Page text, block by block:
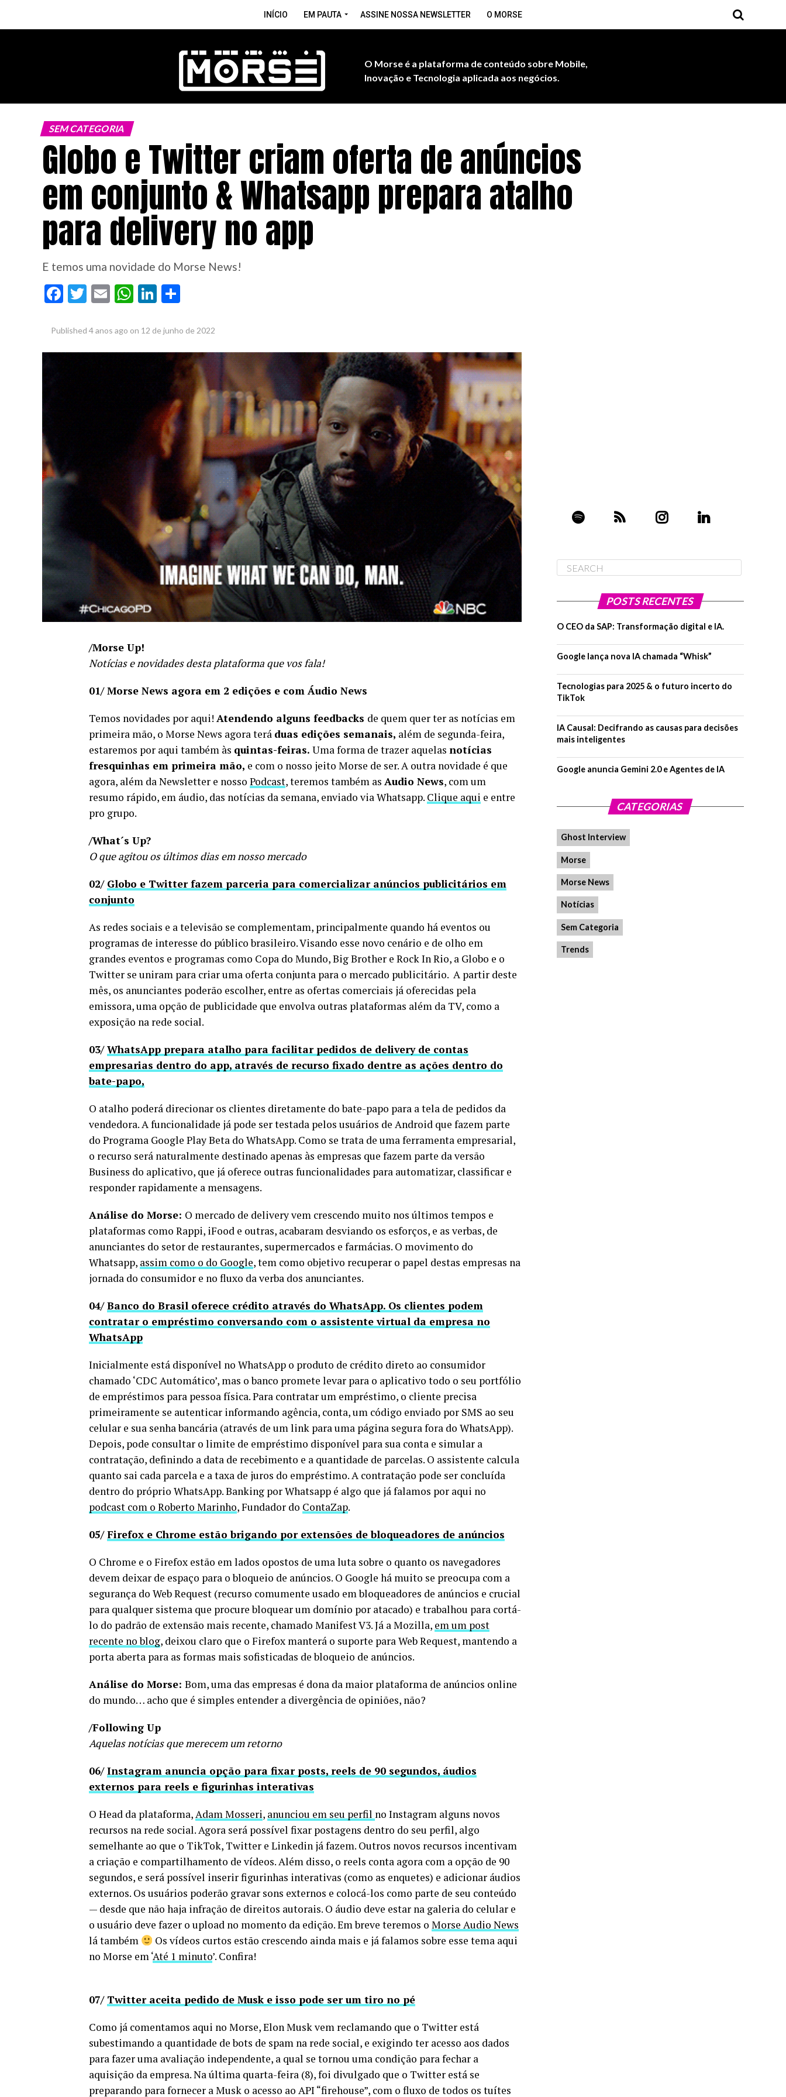
INÍCIO EM PAUTA ASSINE NOSSA NEWSLETTER O MORSE
O Morse é a plataforma de conteúdo sobre Mobile,
Inovação e Tecnologia aplicada aos negócios.
SEM CATEGORIA
Globo e Twitter criam oferta de anúncios
em conjunto & Whatsapp prepara atalho
para delivery no app
E temos uma novidade do Morse News!
Facebook
Twitter
EmailWhatsApp
LinkedIn
Published 4 anos ago on 12 de junho de 2022
/Morse Up!
Notícias e novidades desta plataforma que vos fala!
01/Morse News agora em 2 edições e com Áudio News
Temos novidades por aqui! Atendendo alguns feedbacks de quem quer ter as notícias em
primeira mão, o Morse News agora terá duas edições semanais, além de segunda-feira,
estaremos por aqui também às quintas-feiras. Uma forma de trazer aquelas notícias
fresquinhas em primeira mão, e com o nosso jeito Morse de ser. A outra novidade é que
agora, além da Newsletter e nosso Podcast, teremos também as Audio News, com um
resumo rápido, em áudio, das notícias da semana, enviado via Whatsapp. Clique aqui e entre
pro grupo.
/What´s Up?
O que agitou os últimos dias em nosso mercado
02/ Globo e Twitter fazem parceria para comercializar anúncios publicitários em
conjunto
As redes sociais e a televisão se complementam, principalmente quando há eventos ou
programas de interesse do público brasileiro. Visando esse novo cenário e de olho em
grandes eventos e programas como Copa do Mundo, Big Brother e Rock In Rio, a Globo e o
Twitter se uniram para criar uma oferta conjunta para o mercado publicitário. A partir deste
mês, os anunciantes poderão escolher, entre as ofertas comerciais já oferecidas pela
emissora, uma opção de publicidade que envolva outras plataformas além da TV, como a
exposição na rede social.
03/WhatsApp prepara atalho para facilitar pedidos de delivery de contas
empresarias dentro do app, através de recurso fixado dentre as ações dentro do
bate-papo,
O atalho poderá direcionar os clientes diretamente do bate-papo para a tela de pedidos da
vendedora. A funcionalidade já pode ser testada pelos usuários de Android que fazem parte
do Programa Google Play Beta do WhatsApp. Como se trata de uma ferramenta empresarial,
o recurso será naturalmente destinado apenas às empresas que fazem parte da versão
Business do aplicativo, que já oferece outras funcionalidades para automatizar, classificar e
responder rapidamente a mensagens.
Análise do Morse: O mercado de delivery vem crescendo muito nos últimos tempos e
plataformas como Rappi, iFood e outras, acabaram desviando os esforços, e as verbas, de
anunciantes do setor de restaurantes, supermercados e farmácias. O movimento do
Whatsapp, assim como o do Google, tem como objetivo recuperar o papel destas empresas na
jornada do consumidor e no fluxo da verba dos anunciantes.
04/Banco do Brasil oferece crédito através do WhatsApp. Os clientes podem
contratar o empréstimo conversando com o assistente virtual da empresa no
WhatsApp
Inicialmente está disponível no WhatsApp o produto de crédito direto ao consumidor
chamado ‘CDC Automático’, mas o banco promete levar para o aplicativo todo o seu portfólio
de empréstimos para pessoa física. Para contratar um empréstimo, o cliente precisa
primeiramente se autenticar informando agência, conta, um código enviado por SMS ao seu
celular e sua senha bancária (através de um link para uma página segura fora do WhatsApp).
Depois, pode consultar o limite de empréstimo disponível para sua conta e simular a
contratação, definindo a data de recebimento e a quantidade de parcelas. O assistente calcula
quanto sai cada parcela e a taxa de juros do empréstimo. A contratação pode ser concluída
dentro do próprio WhatsApp. Banking por Whatsapp é algo que já falamos por aqui no
podcast com o Roberto Marinho, Fundador do ContaZap.
05/Firefox e Chrome estão brigando por extensões de bloqueadores de anúncios
O Chrome e o Firefox estão em lados opostos de uma luta sobre o quanto os navegadores
devem deixar de espaço para o bloqueio de anúncios. O Google há muito se preocupa com a
segurança do Web Request (recurso comumente usado em bloqueadores de anúncios e crucial
para qualquer sistema que procure bloquear um domínio por atacado) e trabalhou para cortá-
lo do padrão de extensão mais recente, chamado Manifest V3. Já a Mozilla, em um post
recente no blog, deixou claro que o Firefox manterá o suporte para Web Request, mantendo a
porta aberta para as formas mais sofisticadas de bloqueio de anúncios.
Análise do Morse: Bom, uma das empresas é dona da maior plataforma de anúncios online
do mundo… acho que é simples entender a divergência de opiniões, não?
/Following Up
Aquelas notícias que merecem um retorno
06/Instagram anuncia opção para fixar posts, reels de 90 segundos, áudios
externos para reels e figurinhas interativas
O Head da plataforma,Adam Mosseri, anunciou em seu perfil no Instagram alguns novos
recursos na rede social. Agora será possível fixar postagens dentro do seu perfil, algo
semelhante ao que o TikTok, Twitter e Linkedin já fazem. Outros novos recursos incentivam
a criação e compartilhamento de vídeos. Além disso, o reels conta agora com a opção de 90
segundos, e será possível inserir figurinhas interativas (como as enquetes) e adicionar áudios
externos. Os usuários poderão gravar sons externos e colocá-los como parte de seu conteúdo
— desde que não haja infração de direitos autorais. O áudio deve estar na galeria do celular e
o usuário deve fazer o upload no momento da edição. Em breve teremos o Morse Audio News
lá também
Os vídeos curtos estão crescendo ainda mais e já falamos sobre esse tema aqui
no Morse em ‘Até 1 minuto’. Confira!
07/ Twitter aceita pedido de Musk e isso pode ser um tiro no pé
Como já comentamos aqui no Morse, Elon Musk vem reclamando que o Twitter está
subestimando a quantidade de bots de spam na rede social, e exigindo ter acesso aos dados
para fazer uma avaliação independente, a qual se tornou uma condição para fechar a
aquisição da empresa. Na última quarta-feira (8), foi divulgado que o Twitter está se
preparando para fornecer a Musk o acesso ao API “firehouse”, com o fluxo de todos os tuítes
POSTS RECENTES
O CEO da SAP: Transformação digital e IA.
Google lança nova IA chamada “Whisk”
Tecnologias para 2025 & o futuro incerto do
TikTok
IA Causal: Decifrando as causas para decisões
mais inteligentes
Google anuncia Gemini 2.0 e Agentes de IA
CATEGORIAS
Ghost Interview
Morse
Morse News
Notícias
Sem Categoria
Trends